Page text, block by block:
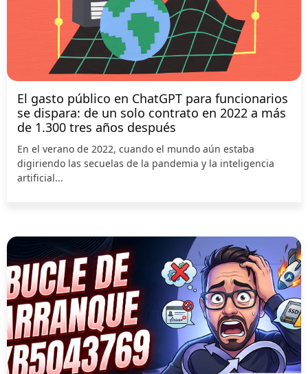
El gasto público en ChatGPT para funcionarios
se dispara: de un solo contrato en 2022 a más
de 1.300 tres años después
En el verano de 2022, cuando el mundo aún estaba
digiriendo las secuelas de la pandemia y la inteligencia
artificial...